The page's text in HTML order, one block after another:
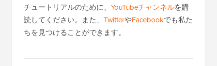
チュートリアルのために、 YouTubeチャンネルを購
読してください。また、 TwitterやFacebookでも私た
ちを見つけることができます。